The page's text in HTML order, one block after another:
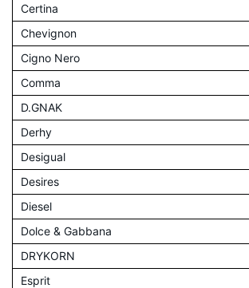
Certina
Chevignon
Cigno Nero
Comma
D.GNAK
Derhy
Desigual
Desires
Diesel
Dolce & Gabbana
DRYKORN
Esprit